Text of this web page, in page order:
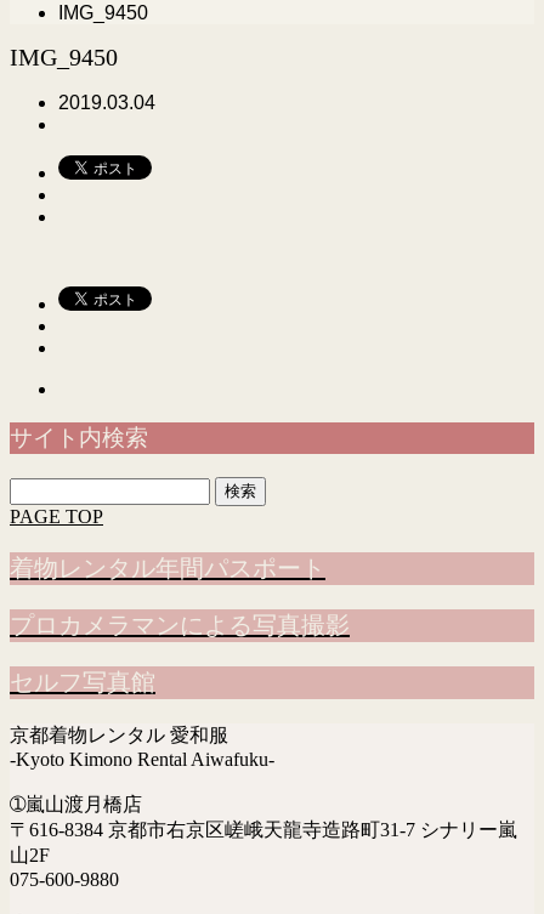
IMG_9450
IMG_9450
2019.03.04
サイト内検索
索:
PAGE TOP
着物レンタル年間パスポート
プロカメラマンによる写真撮影
セルフ写真館
京都着物レンタル 愛和服
-Kyoto Kimono Rental Aiwafuku-
➀嵐山渡月橋店
〒616-8384 京都市右京区嵯峨天龍寺造路町31-7 シナリー嵐
山2F
075-600-9880